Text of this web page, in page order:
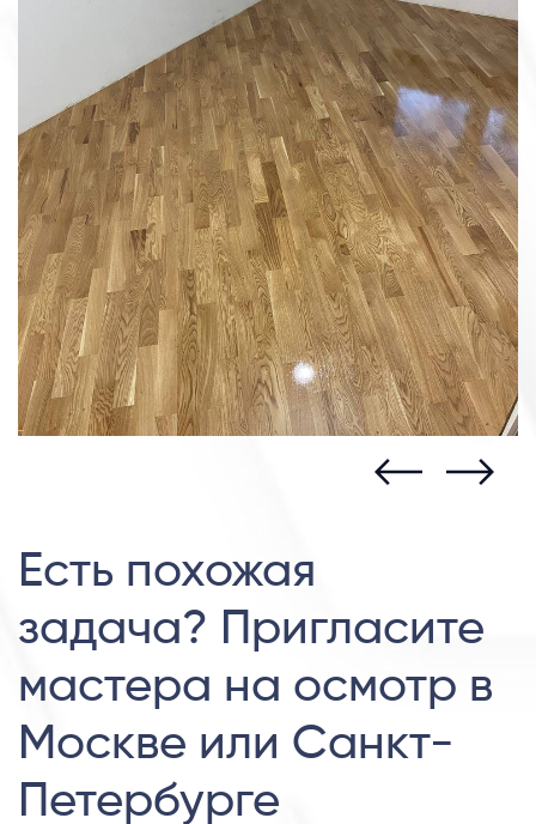
Есть похожая
задача? Пригласите
мастера на осмотр в
Москве или Санкт-
Петербурге